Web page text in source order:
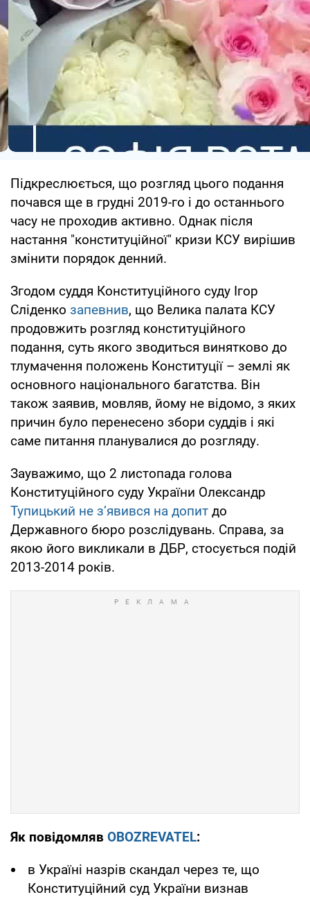
Підкреслюється, що розгляд цього подання
почався ще в грудні 2019-го і до останнього
часу не проходив активно. Однак після
настання "конституційної" кризи КСУ вирішив
змінити порядок денний.
Згодом суддя Конституційного суду Ігор
Сліденко запевнив, що Велика палата КСУ
продовжить розгляд конституційного
подання, суть якого зводиться винятково до
тлумачення положень Конституції – землі як
основного національного багатства. Він
також заявив, мовляв, йому не відомо, з яких
причин було перенесено збори суддів і які
саме питання планувалися до розгляду.
Зауважимо, що 2 листопада голова
Конституційного суду України Олександр
Тупицький не з’явився на допит до
Державного бюро розслідувань. Справа, за
якою його викликали в ДБР, стосується подій
2013-2014 років.
Як повідомляв OBOZREVATEL:
в Україні назрів скандал через те, що
Конституційний суд України визнав